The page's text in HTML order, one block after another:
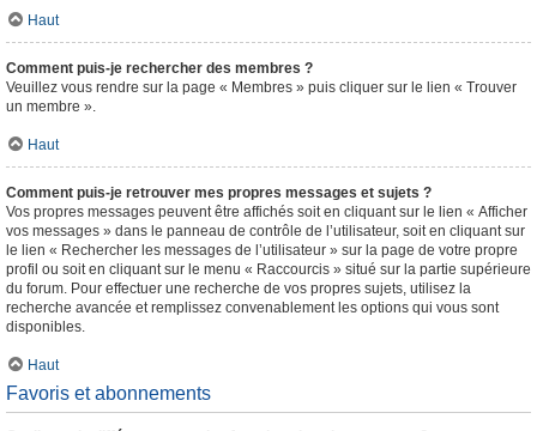
Haut
Comment puis-je rechercher des membres ?
Veuillez vous rendre sur la page « Membres » puis cliquer sur le lien « Trouver
un membre ».
Haut
Comment puis-je retrouver mes propres messages et sujets ?
Vos propres messages peuvent être affichés soit en cliquant sur le lien « Afficher
vos messages » dans le panneau de contrôle de l’utilisateur, soit en cliquant sur
le lien « Rechercher les messages de l’utilisateur » sur la page de votre propre
profil ou soit en cliquant sur le menu « Raccourcis » situé sur la partie supérieure
du forum. Pour effectuer une recherche de vos propres sujets, utilisez la
recherche avancée et remplissez convenablement les options qui vous sont
disponibles.
Haut
Favoris et abonnements